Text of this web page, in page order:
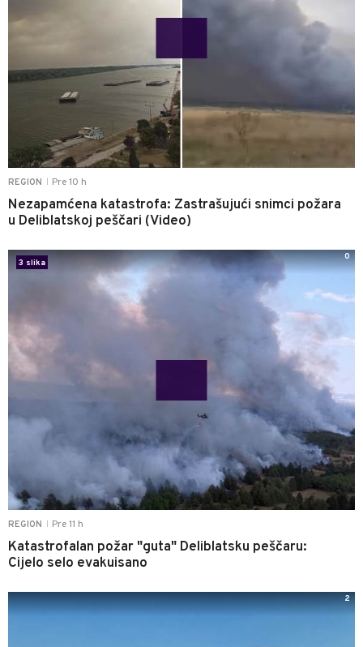
REGION Pre 10 h
Nezapamćena katastrofa: Zastrašujući snimci požara
u Deliblatskoj peščari (Video)
REGION Pre 11 h
Katastrofalan požar "guta" Deliblatsku peščaru:
Cijelo selo evakuisano
3 slika
0
2